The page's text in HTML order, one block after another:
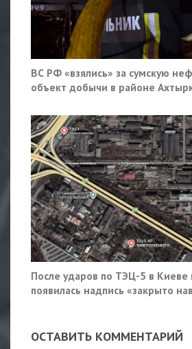
ВС РФ «взялись» за сумскую
объект добычи в районе
После ударов по ТЭЦ-5 в Киеве
появилась надпись «закрыто
ОСТАВИТЬ КОММЕНТАРИЙ